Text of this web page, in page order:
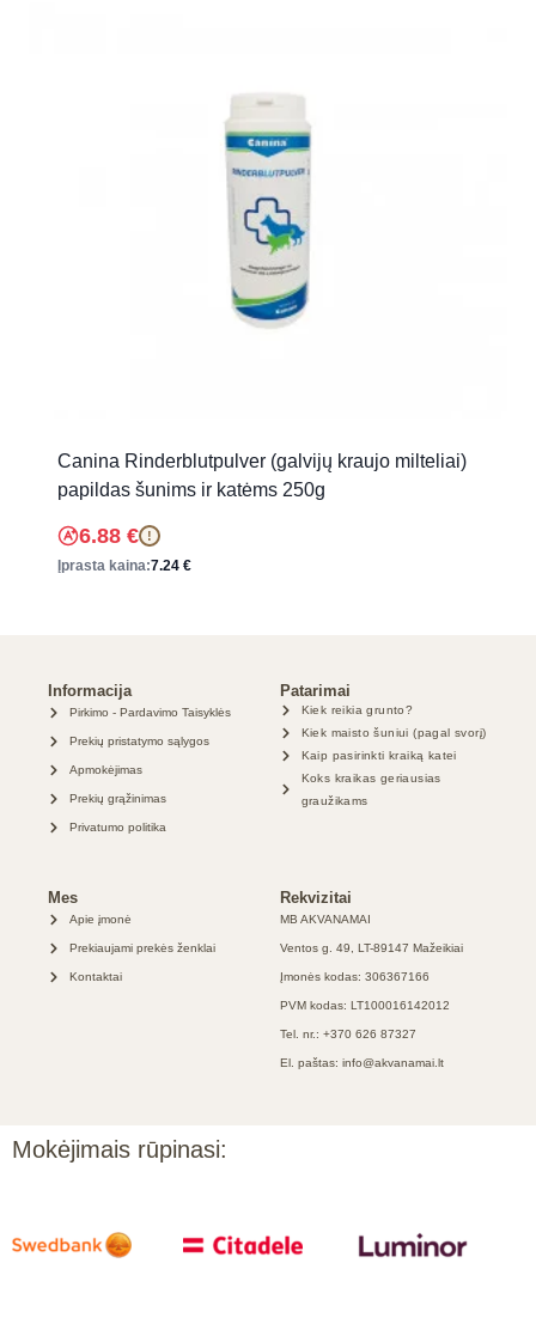
Canina Rinderblutpulver (galvijų kraujo milteliai)
papildas šunims ir katėms 250g
6.88 € !
Įprasta kaina:7.24 €
Informacija
Pirkimo - Pardavimo Taisyklės
Prekių pristatymo sąlygos
Apmokėjimas
Prekių grąžinimas
Privatumo politika
Patarimai
Kiek reikia grunto?
Kiek maisto šuniui (pagal svorį)
Kaip pasirinkti kraiką katei
Koks kraikas geriausias
graužikams
Mes
Apie įmonė
Prekiaujami prekės ženklai
Kontaktai
Rekvizitai
MB AKVANAMAI
Ventos g. 49, LT-89147 Mažeikiai
Įmonės kodas: 306367166
PVM kodas: LT100016142012
Tel. nr.: +370 626 87327
El. paštas: info@akvanamai.lt
Mokėjimais rūpinasi: